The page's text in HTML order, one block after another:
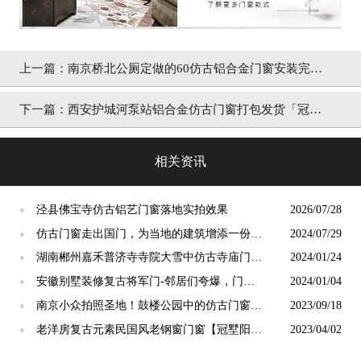
上一篇： 南京桥北公厕定做的60仿古铝合金门窗安装完毕
「冠墅阳光」
下一篇： 西安护城河泵站铝合金仿古门窗打包发货「冠墅
相关资讯
● 泾县佛宝寺仿古铝艺门窗落地实拍效果 2026/07/28
●
仿古门窗走出国门，为当地的建筑增添一份独
特的东方韵味【冠墅阳光】
2024/07/29
●
湖南郴州嘉禾普济寺寺院大雪中仿古寺庙门窗
安装完工[冠墅阳光]
2024/01/24
●
安徽别墅装修复古将军门-邻居们夸爆，门面
一下子大不同！【冠墅阳光】
2024/01/04
●
南京小众拍照圣地！鼓楼公园中的仿古门窗，
秒回故宫【冠墅阳光】
2023/09/18
●
老洋房复古元素民国风老钢窗门窗【冠墅阳
2023/04/02